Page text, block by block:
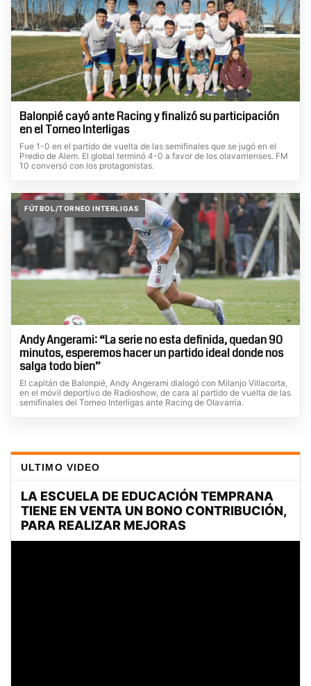
Balonpié cayó ante Racing y finalizó su participación
en el Torneo Interligas
Fue 1-0 en el partido de vuelta de las semifinales que se jugó en el
Predio de Alem. El global terminó 4-0 a favor de los olavarrienses. FM
10 conversó con los protagonistas.
FÚTBOL/TORNEO INTERLIGAS
Andy Angerami: “La serie no esta definida, quedan 90
minutos, esperemos hacer un partido ideal donde nos
salga todo bien”
El capitán de Balonpié, Andy Angerami dialogó con Milanjo Villacorta,
en el móvil deportivo de Radioshow, de cara al partido de vuelta de las
semifinales del Torneo Interligas ante Racing de Olavarría.
ULTIMO VIDEO